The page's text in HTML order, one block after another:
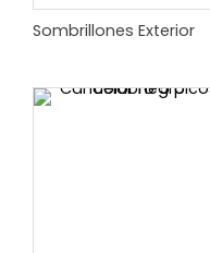
Sombrillones Exterior